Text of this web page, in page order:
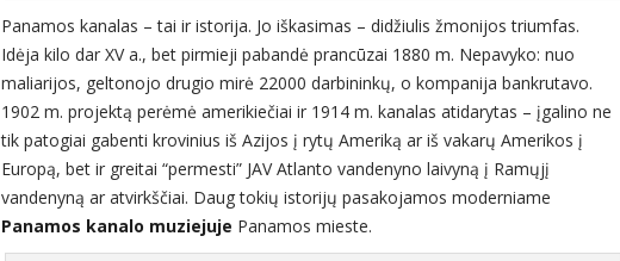
Panamos kanalas – tai ir istorija. Jo iškasimas – didžiulis žmonijos triumfas.
Idėja kilo dar XV a., bet pirmieji pabandė prancūzai 1880 m. Nepavyko: nuo
maliarijos, geltonojo drugio mirė 22000 darbininkų, o kompanija bankrutavo.
1902 m. projektą perėmė amerikiečiai ir 1914 m. kanalas atidarytas – įgalino ne
tik patogiai gabenti krovinius iš Azijos į rytų Ameriką ar iš vakarų Amerikos į
Europą, bet ir greitai “permesti” JAV Atlanto vandenyno laivyną į Ramųjį
vandenyną ar atvirkščiai. Daug tokių istorijų pasakojamos moderniame
Panamos kanalo muziejuje Panamos mieste.